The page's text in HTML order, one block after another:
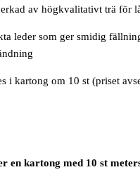
av högkvalitativt trä för
leder som ger smidig
i kartong om 10 st (priset
en kartong med 10 st